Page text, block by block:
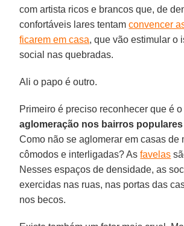
com artista ricos e brancos que, de
confortáveis lares tentamconvencer
ficarem em casa, que vão estimular o
social nas quebradas.
Ali o papo é outro.
Primeiro é preciso reconhecer que é
aglomeração nos bairros populares
Como não se aglomerar em casas de
cômodos e interligadas? Asfavelas
Nesses espaços de densidade, as
exercidas nas ruas, nas portas das
nos becos.